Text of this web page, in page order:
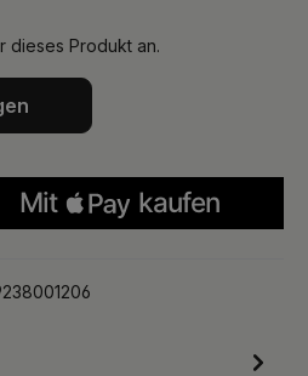
dieses Produkt an.